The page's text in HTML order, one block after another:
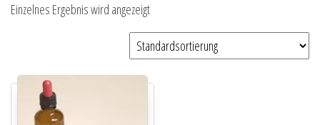
Einzelnes Ergebnis wird angezeigt